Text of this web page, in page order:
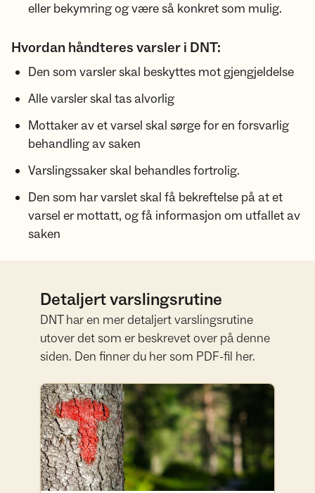
eller bekymring og være så konkret som mulig.
Hvordan håndteres varsler i DNT:
Den som varsler skal beskyttes mot gjengjeldelse
Alle varsler skal tas alvorlig
Mottaker av et varsel skal sørge for en forsvarlig
behandling av saken
Varslingssaker skal behandles fortrolig.
Den som har varslet skal få bekreftelse på at et
varsel er mottatt, og få informasjon om utfallet av
saken
Detaljert varslingsrutine
DNT har en mer detaljert varslingsrutine
utover det som er beskrevet over på denne
siden. Den finner du her som PDF-fil her.
Detaljert varslingsrutine i DNT